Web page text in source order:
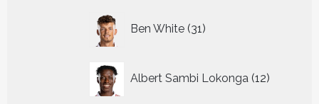
Ben White 31
producten
Albert Sambi Lokonga 12